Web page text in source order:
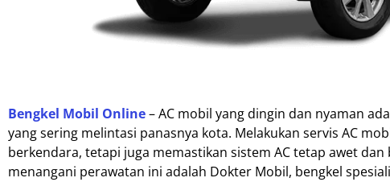
Bengkel Mobil Online– AC mobil yang dingin dan nyaman
yang sering melintasi panasnya kota. Melakukan servis AC
berkendara, tetapi juga memastikan sistem AC tetap awet
menangani perawatan ini adalah Dokter Mobil, bengkel